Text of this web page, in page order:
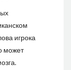
игрока
может